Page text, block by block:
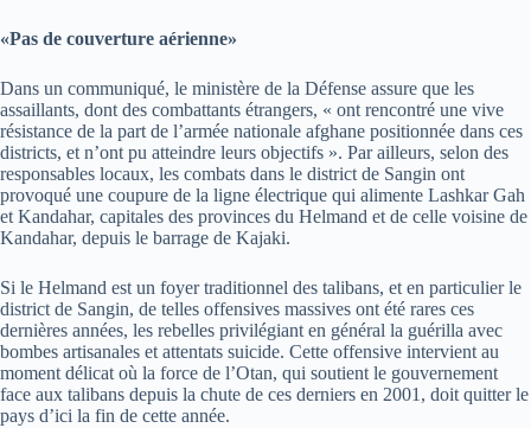
«Pas de couverture aérienne»
Dans un communiqué, le ministère de la Défense assure que les
assaillants, dont des combattants étrangers, « ont rencontré une vive
résistance de la part de l’armée nationale afghane positionnée dans ces
districts, et n’ont pu atteindre leurs objectifs ». Par ailleurs, selon des
responsables locaux, les combats dans le district de Sangin ont
provoqué une coupure de la ligne électrique qui alimente Lashkar Gah
et Kandahar, capitales des provinces du Helmand et de celle voisine de
Kandahar, depuis le barrage de Kajaki.
Si le Helmand est un foyer traditionnel des talibans, et en particulier le
district de Sangin, de telles offensives massives ont été rares ces
dernières années, les rebelles privilégiant en général la guérilla avec
bombes artisanales et attentats suicide. Cette offensive intervient au
moment délicat où la force de l’Otan, qui soutient le gouvernement
face aux talibans depuis la chute de ces derniers en 2001, doit quitter le
pays d’ici la fin de cette année.